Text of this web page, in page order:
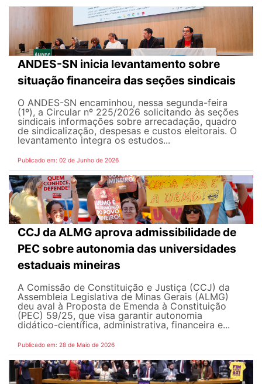
ANDES-SN inicia levantamento sobre
situação financeira das seções sindicais
O ANDES-SN encaminhou, nessa segunda-feira
(1º), a Circular nº 225/2026 solicitando às seções
sindicais informações sobre arrecadação, quadro
de sindicalização, despesas e custos eleitorais. O
levantamento integra os estudos...
Publicado em: 02 de Junho de 2026
CCJ da ALMG aprova admissibilidade de
PEC sobre autonomia das universidades
estaduais mineiras
A Comissão de Constituição e Justiça (CCJ) da
Assembleia Legislativa de Minas Gerais (ALMG)
deu aval à Proposta de Emenda à Constituição
(PEC) 59/25, que visa garantir autonomia
didático-científica, administrativa, financeira e...
Publicado em: 28 de Maio de 2026